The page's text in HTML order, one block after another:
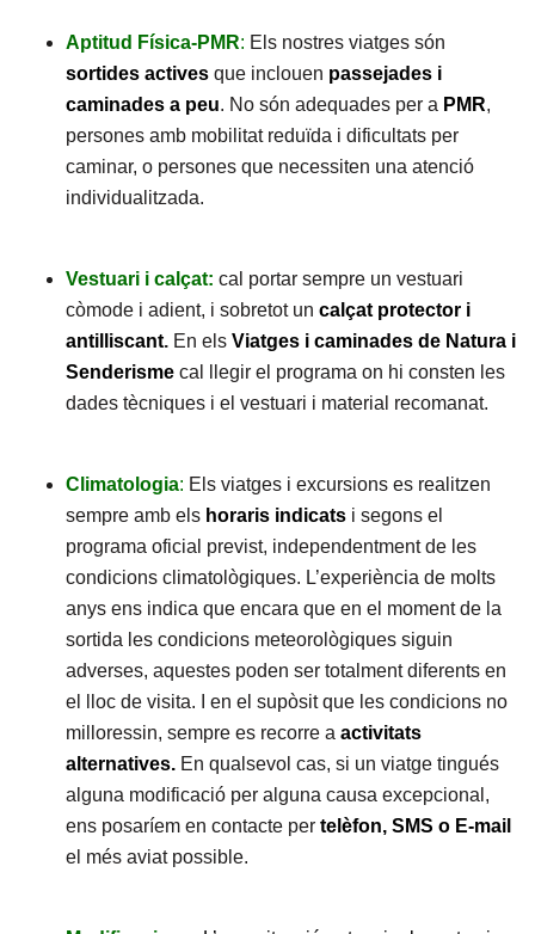
Aptitud Física-PMR: Els nostres viatges són
sortides actives que inclouen passejades i
caminades a peu. No són adequades per a PMR,
persones amb mobilitat reduïda i dificultats per
caminar, o persones que necessiten una atenció
individualitzada.
Vestuari i calçat: cal portar sempre un vestuari
còmode i adient, i sobretot un calçat protector i
antilliscant. En els Viatges i caminades de Natura i
Senderisme cal llegir el programa on hi consten les
dades tècniques i el vestuari i material recomanat.
Climatologia: Els viatges i excursions es realitzen
sempre amb els horaris indicats i segons el
programa oficial previst, independentment de les
condicions climatològiques. L’experiència de molts
anys ens indica que encara que en el moment de la
sortida les condicions meteorològiques siguin
adverses, aquestes poden ser totalment diferents en
el lloc de visita. I en el supòsit que les condicions no
milloressin, sempre es recorre a activitats
alternatives. En qualsevol cas, si un viatge tingués
alguna modificació per alguna causa excepcional,
ens posaríem en contacte per telèfon, SMS o E-mail
el més aviat possible.